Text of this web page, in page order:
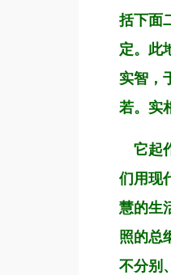
括下面
定。此
实智，
若。实
它起
们用现
慧的生
照的总
不分别